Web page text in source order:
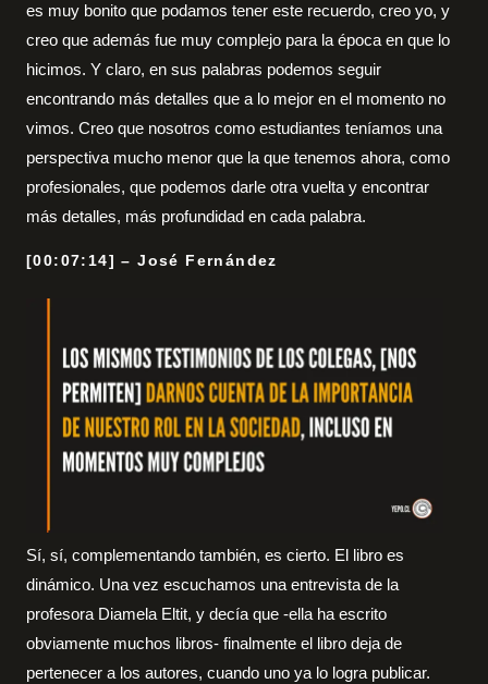
es muy bonito que podamos tener este recuerdo, creo yo, y
creo que además fue muy complejo para la época en que lo
hicimos. Y claro, en sus palabras podemos seguir
encontrando más detalles que a lo mejor en el momento no
vimos. Creo que nosotros como estudiantes teníamos una
perspectiva mucho menor que la que tenemos ahora, como
profesionales, que podemos darle otra vuelta y encontrar
más detalles, más profundidad en cada palabra.
[00:07:14] – José Fernández
Sí, sí, complementando también, es cierto. El libro es
dinámico. Una vez escuchamos una entrevista de la
profesora Diamela Eltit, y decía que -ella ha escrito
obviamente muchos libros- finalmente el libro deja de
pertenecer a los autores, cuando uno ya lo logra publicar.